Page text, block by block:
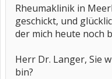
Rheumaklinik in
geschickt, und
der mich heute noch
Herr Dr. Langer, Sie
bin?